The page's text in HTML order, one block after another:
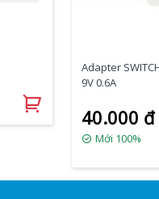
Adapter
9V 0.6A
40.000 đ
Mới 100%